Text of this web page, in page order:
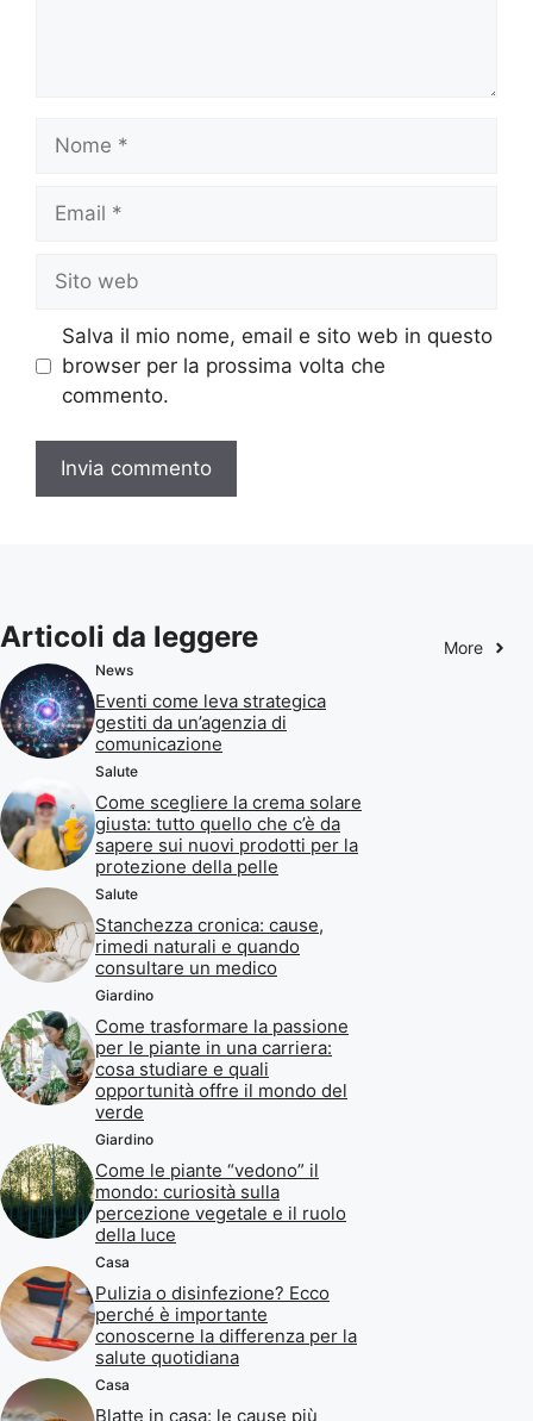
web
Salva il mio nome, email e sito web in questo
browser per la prossima volta che
commento.
Articoli da leggere More
News
Eventi come leva strategica
gestiti da un’agenzia di
comunicazione
Salute
Come scegliere la crema solare
giusta: tutto quello che c’è da
sapere sui nuovi prodotti per la
protezione della pelle
Salute
Stanchezza cronica: cause,
rimedi naturali e quando
consultare un medico
Giardino
Come trasformare la passione
per le piante in una carriera:
cosa studiare e quali
opportunità offre il mondo del
verde
Giardino
Come le piante “vedono” il
mondo: curiosità sulla
percezione vegetale e il ruolo
della luce
Casa
Pulizia o disinfezione? Ecco
perché è importante
conoscerne la differenza per la
salute quotidiana
Casa
Blatte in casa: le cause più